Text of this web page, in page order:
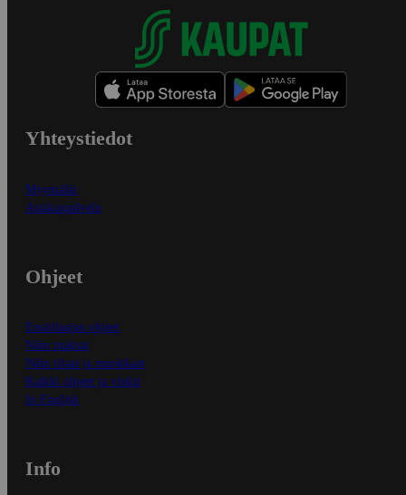
Yhteystiedot
Myymälät
Asiakaspalvelu
Ohjeet
Ensitilaajan ohjeet
Näin maksat
Näin tilaat ja muokkaat
Kaikki ohjeet ja vinkit
In English
Info